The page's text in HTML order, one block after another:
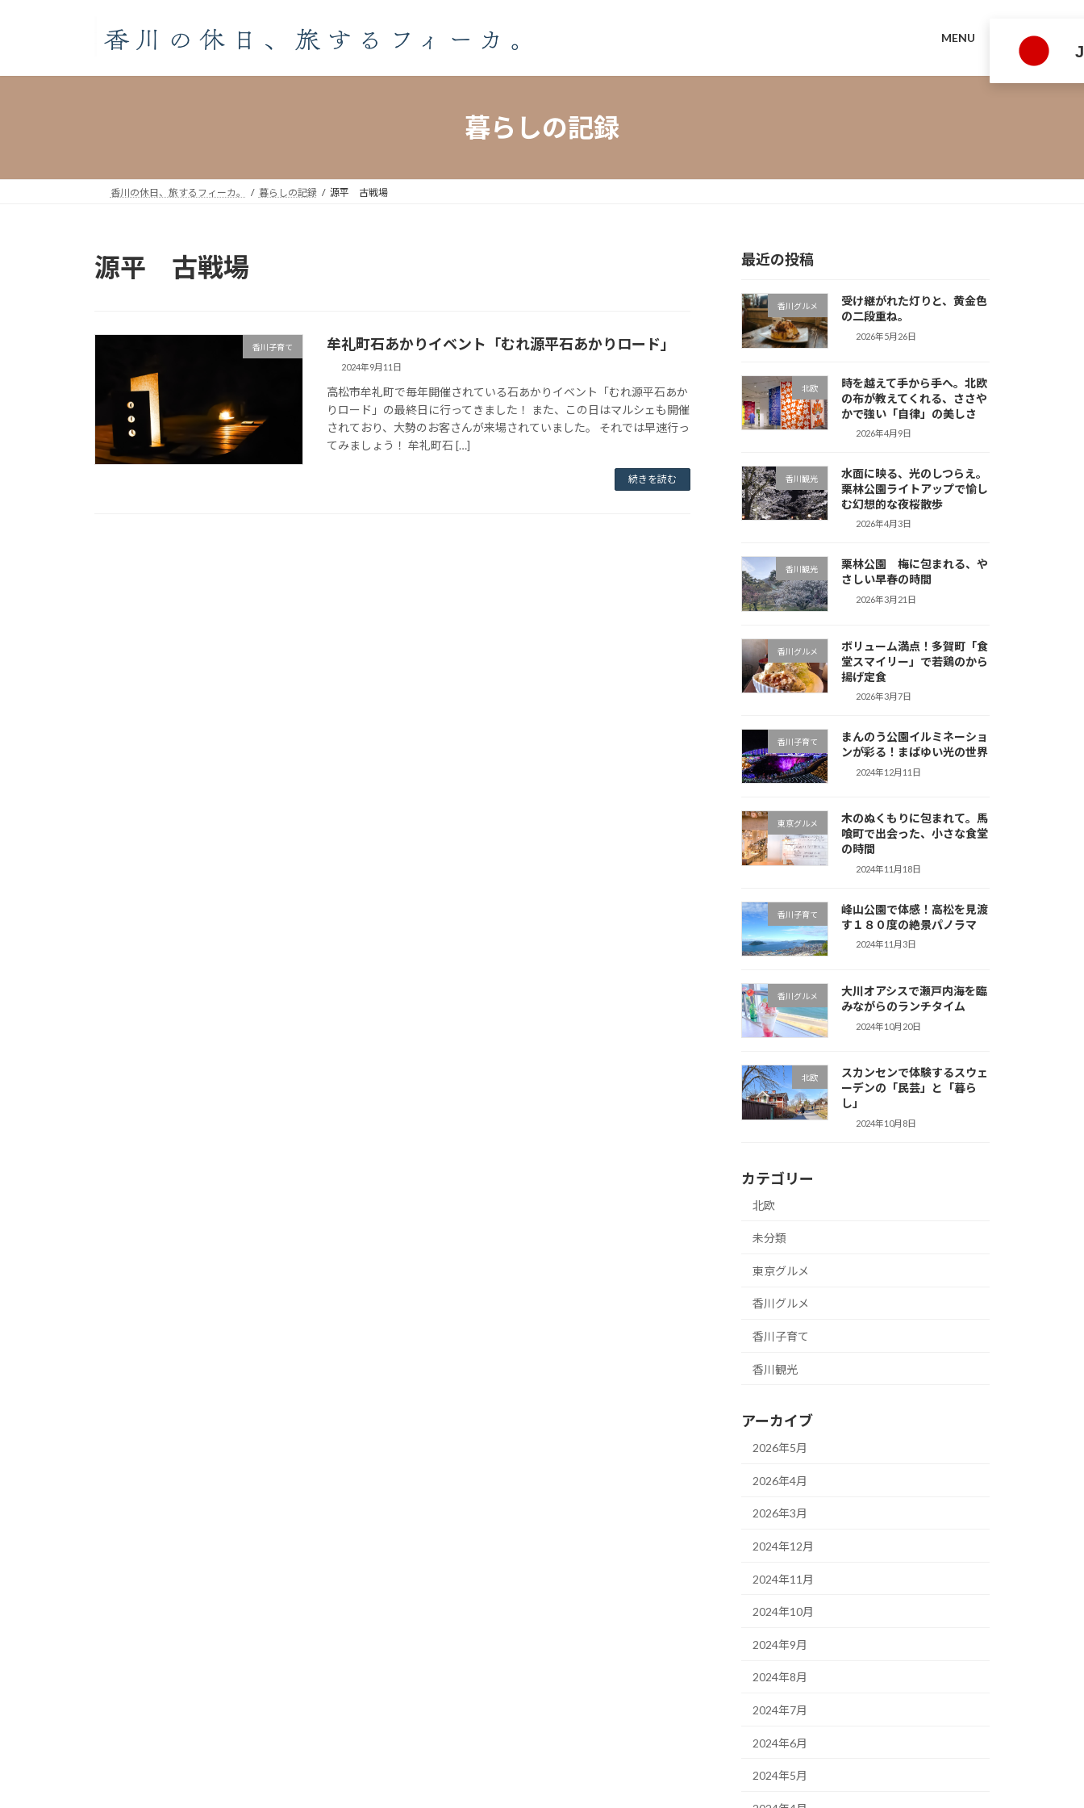
プ
動
MENU
暮らしの記録
香川の休日、旅するフィーカ。 暮らしの記録 源平 古戦場
源平 古戦場
香川子育て 牟礼町石あかりイベント「むれ源平石あかりロード」
2024年9月11日
高松市牟礼町で毎年開催されている石あかりイベント「むれ源平石あか
りロード」の最終日に行ってきました！ また、この日はマルシェも開催
されており、大勢のお客さんが来場されていました。 それでは早速行っ
てみましょう！ 牟礼町石 […]
続きを読む
最近の投稿
香川グルメ
受け継がれた灯りと、黄金色
の二段重ね。
2026年5月26日
北欧
時を越えて手から手へ。北欧
の布が教えてくれる、ささや
かで強い「自律」の美しさ
2026年4月9日
香川観光
水面に映る、光のしつらえ。
栗林公園ライトアップで愉し
む幻想的な夜桜散歩
2026年4月3日
香川観光
栗林公園 梅に包まれる、や
さしい早春の時間
2026年3月21日
香川グルメ
ボリューム満点！多賀町「食
堂スマイリー」で若鶏のから
揚げ定食
2026年3月7日
香川子育て
まんのう公園イルミネーショ
ンが彩る！まばゆい光の世界
2024年12月11日
東京グルメ
木のぬくもりに包まれて。馬
喰町で出会った、小さな食堂
の時間
2024年11月18日
香川子育て
峰山公園で体感！高松を見渡
す１８０度の絶景パノラマ
2024年11月3日
香川グルメ
大川オアシスで瀬戸内海を臨
みながらのランチタイム
2024年10月20日
北欧
スカンセンで体験するスウェ
ーデンの「民芸」と「暮ら
し」
2024年10月8日
カテゴリー
北欧
未分類
東京グルメ
香川グルメ
香川子育て
香川観光
アーカイブ
2026年5月
2026年4月
2026年3月
2024年12月
2024年11月
2024年10月
2024年9月
2024年8月
2024年7月
2024年6月
2024年5月